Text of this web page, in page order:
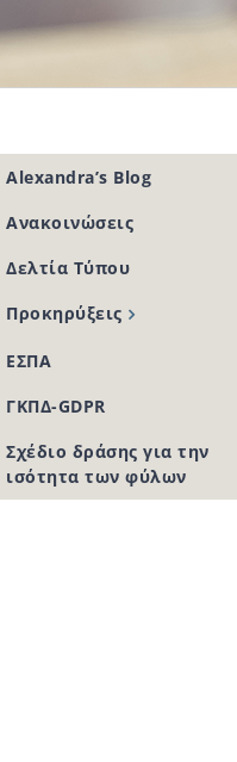
Alexandra’s Blog
Ανακοινώσεις
Δελτία Τύπου
Προκηρύξεις
ΕΣΠΑ
ΓΚΠΔ-GDPR
Σχέδιο δράσης για την
ισότητα των φύλων